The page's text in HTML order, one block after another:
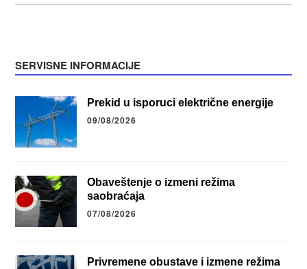
SERVISNE INFORMACIJE
Prekid u isporuci električne energije
09/08/2026
Obaveštenje o izmeni režima
saobraćaja
07/08/2026
Privremene obustave i izmene režima